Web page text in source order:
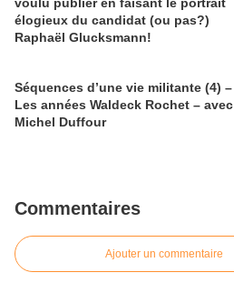
élogieux du candidat (ou pas?)
Raphaël Glucksmann!
Séquences d’une vie militante (4) –
Les années Waldeck Rochet – avec
Michel Duffour
Commentaires
Ajouter un commentaire